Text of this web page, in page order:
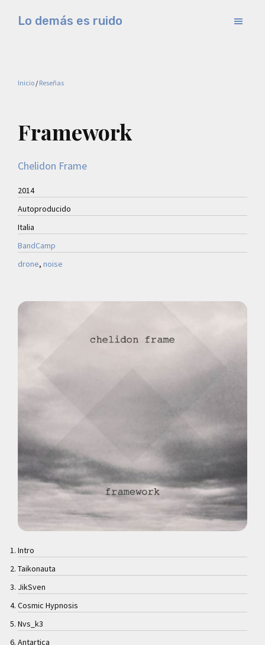
lateral
Lo demás es ruido
experimental
Inicio / Reseñas
Framework
Chelidon Frame
2014
Autoproducido
Italia
BandCamp
drone, noise
Intro
Taikonauta
JikSven
Cosmic Hypnosis
Nvs_k3
Antartica